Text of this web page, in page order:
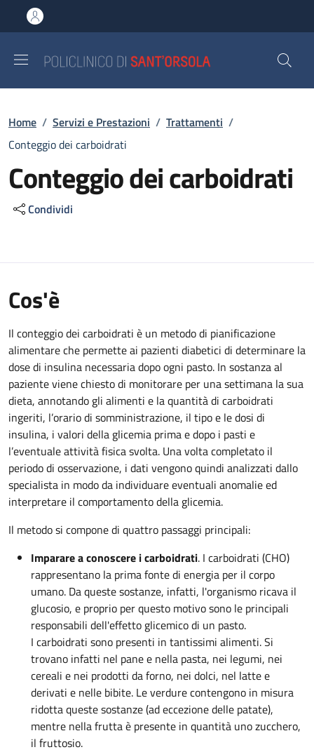
al contenuto principale
to footer content
Briciole di pane
Home / Servizi e Prestazioni / Trattamenti /
Conteggio dei carboidrati
Conteggio dei carboidrati
Condividi
Cos'è
Il conteggio dei carboidrati è un metodo di pianificazione
alimentare che permette ai pazienti diabetici di determinare la
dose di insulina necessaria dopo ogni pasto. In sostanza al
paziente viene chiesto di monitorare per una settimana la sua
dieta, annotando gli alimenti e la quantità di carboidrati
ingeriti, l’orario di somministrazione, il tipo e le dosi di
insulina, i valori della glicemia prima e dopo i pasti e
l’eventuale attività fisica svolta. Una volta completato il
periodo di osservazione, i dati vengono quindi analizzati dallo
specialista in modo da individuare eventuali anomalie ed
interpretare il comportamento della glicemia.
Il metodo si compone di quattro passaggi principali:
Imparare a conoscere i carboidrati. I carboidrati (CHO)
rappresentano la prima fonte di energia per il corpo
umano. Da queste sostanze, infatti, l'organismo ricava il
glucosio, e proprio per questo motivo sono le principali
responsabili dell'effetto glicemico di un pasto.
I carboidrati sono presenti in tantissimi alimenti. Si
trovano infatti nel pane e nella pasta, nei legumi, nei
cereali e nei prodotti da forno, nei dolci, nel latte e
derivati e nelle bibite. Le verdure contengono in misura
ridotta queste sostanze (ad eccezione delle patate),
mentre nella frutta è presente in quantità uno zucchero,
il fruttosio.